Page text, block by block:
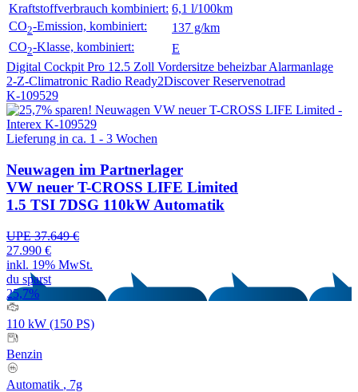
Kraftstoffverbrauch kombiniert: 6,1 l/100km
CO2-Emission, kombiniert:
137 g/km
CO2-Klasse, kombiniert:
E
Digital Cockpit Pro 12.5 Zoll Vordersitze beheizbar Alarmanlage
2-Z-Climatronic Radio Ready2Discover Reservenotrad
K-109529
Lieferung in ca. 1 - 3 Wochen
Neuwagen im Partnerlager
VW neuer T-CROSS LIFE Limited
1.5 TSI 7DSG 110kW Automatik
UPE 37.649 €
27.990 €
inkl. 19% MwSt.
du sparst
25,7%
110 kW (150 PS)
Benzin
Automatik , 7g